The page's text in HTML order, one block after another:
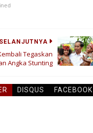
SELANJUTNYA
Tegaskan
Angka Stunting
DISQUS FACEBOOK